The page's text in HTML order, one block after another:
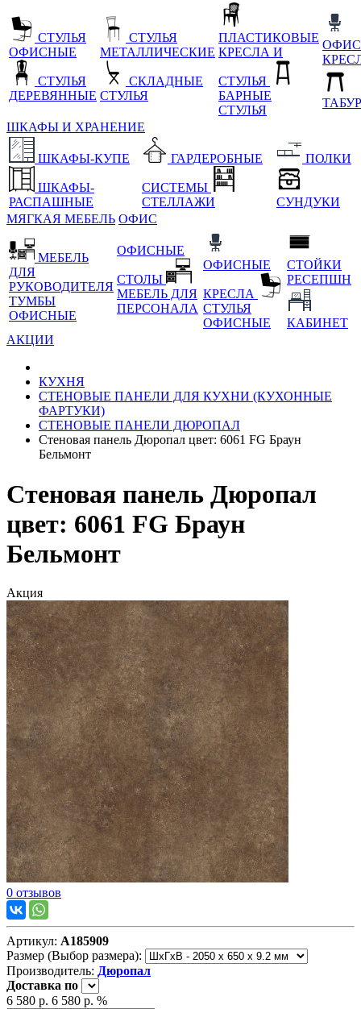
СТУЛЬЯ
ОФИСНЫЕ
СТУЛЬЯ
ДЕРЕВЯННЫЕ
СТУЛЬЯ
МЕТАЛЛИЧЕСКИЕ
СКЛАДНЫЕ
СТУЛЬЯ
ПЛАСТИКОВЫЕ
КРЕСЛА И
СТУЛЬЯ
БАРНЫЕ
СТУЛЬЯ
ШКАФЫ И ХРАНЕНИЕ
ШКАФЫ-КУПЕ
ШКАФЫ-
РАСПАШНЫЕ
ГАРДЕРОБНЫЕ
СИСТЕМЫ
СТЕЛЛАЖИ
ПОЛКИ
СУНДУКИ
МЯГКАЯ МЕБЕЛЬ ОФИС
МЕБЕЛЬ
ДЛЯ
РУКОВОДИТЕЛЯ
ТУМБЫ
ОФИСНЫЕ
ОФИСНЫЕ
СТОЛЫ
МЕБЕЛЬ ДЛЯ
ПЕРСОНАЛА
ОФИСНЫЕ
КРЕСЛА
СТУЛЬЯ
ОФИСНЫЕ
СТОЙКИ
РЕСЕПШН
КАБИНЕТ
АКЦИИ
КУХНЯ
СТЕНОВЫЕ ПАНЕЛИ ДЛЯ КУХНИ (КУХОННЫЕ
ФАРТУКИ)
СТЕНОВЫЕ ПАНЕЛИ ДЮРОПАЛ
Стеновая панель Дюропал цвет: 6061 FG Браун
Бельмонт
Стеновая панель Дюропал
цвет: 6061 FG Браун
Бельмонт
Акция
0 отзывов
Артикул: А185909
Размер (Выбор размера):
Производитель: Дюропал
Доставка по
6 580 р. 6 580 р. %